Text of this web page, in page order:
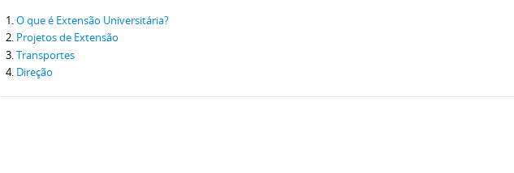
O que é Extensão Universitária?
Projetos de Extensão
Transportes
Direção